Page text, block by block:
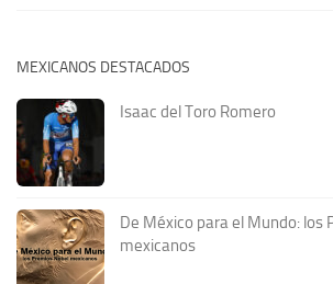
MEXICANOS DESTACADOS
Isaac del Toro Romero
De México para el Mundo: los
mexicanos